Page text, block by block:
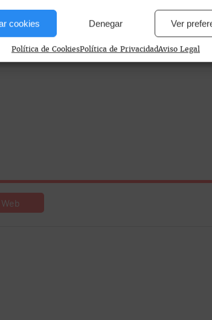
cookies Denegar Ver
Política de CookiesPolítica de PrivacidadAviso Legal